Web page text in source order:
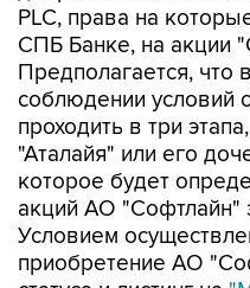
PLC, права на
СПБ Банке, на акции
Предполагается, что
соблюдении условий
проходить в три
"Аталайя" или его
которое будет
акций АО "Софтлайн"
Условием
приобретение АО